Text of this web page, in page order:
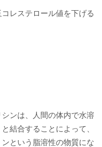
レステロール値を下げる
ンは、人間の体内で水溶
結合することによって、
という脂溶性の物質にな